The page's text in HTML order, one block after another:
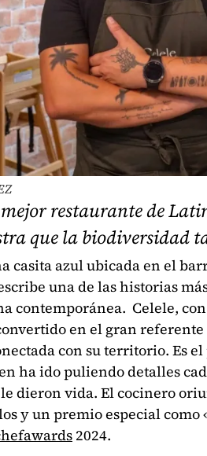
restaurante de
que la biodiversidad
casita azul ubicada en el
una de las historias
contemporánea. Celele, con
en el gran
con su territorio. Es
ha ido puliendo detalles
dieron vida. El cocinero
y un premio especial como
2024.